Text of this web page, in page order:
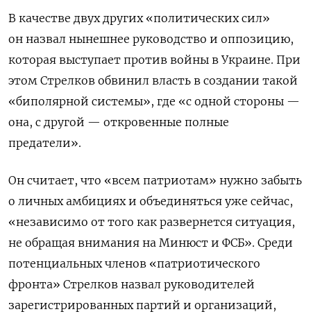
В качестве двух других «политических сил»
он назвал нынешнее руководство и оппозицию,
которая выступает против войны в Украине. При
этом Стрелков обвинил власть в создании такой
«биполярной системы», где «с одной стороны —
она, с другой — откровенные полные
предатели».
Он считает, что «всем патриотам» нужно забыть
о личных амбициях и объединяться уже сейчас,
«независимо от того как развернется ситуация,
не обращая внимания на Минюст и ФСБ». Среди
потенциальных членов «патриотического
фронта» Стрелков назвал руководителей
зарегистрированных партий и организаций,